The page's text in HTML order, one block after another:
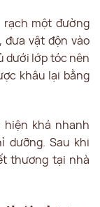
một đường
vật độn vào
dưới lớp tóc nên
khâu lại bằng
khá nhanh
dưỡng. Sau khi
thương tại nhà